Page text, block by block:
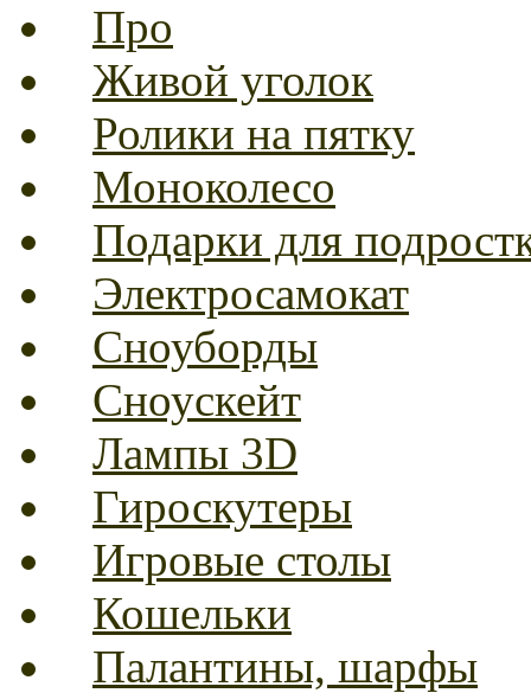
Про
Живой уголок
Ролики на пятку
Моноколесо
Подарки для
Электросамокат
Сноуборды
Сноускейт
Лампы 3D
Гироскутеры
Игровые столы
Кошельки
Палантины, шарфы